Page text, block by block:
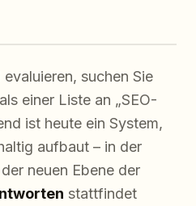
suchen Sie
einer Liste an „SEO-
ist heute ein System,
aufbaut – in der
neuen Ebene der
stattfindet